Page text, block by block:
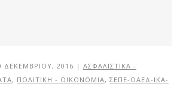
ΔΕΚΕΜΒΡΊΟΥ, 2016 | ΑΣΦΑΛΙΣΤΙΚΆ -
, ΠΟΛΙΤΙΚΗ - ΟΙΚΟΝΟΜΙΑ, ΣΕΠΕ-ΟΑΕΔ-ΙΚΑ-